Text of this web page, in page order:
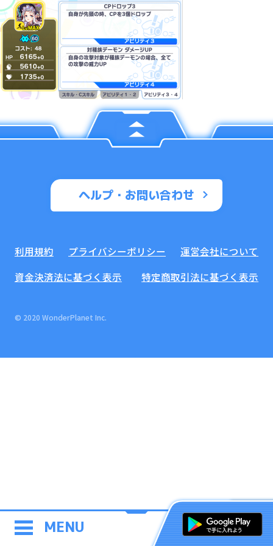
MENU
ヘルプ・お問い合わせ
利用規約 プライバシーポリシー
運営会社について
資金決済法に基づく表示
特定商取引法に基づく表示
© 2020 WonderPlanet Inc.